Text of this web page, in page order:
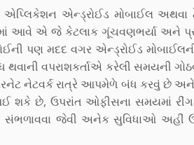
એન્ડ્રોઈડ મોબાઈલ
આવે એ જે કેટલાક ગૂંચવણભર્યા અને
પણ મદદ વગર એન્ડ્રોઈડ
વપરાશકર્તાએ કરેલી સમયની
નેટવર્ક રાત્રે આપમેળે બંધ
શકે છે, ઉપરાંત ઓફીસના સમયમાં
સંભળાવવા જેવી અનેક સુવિધાઓ